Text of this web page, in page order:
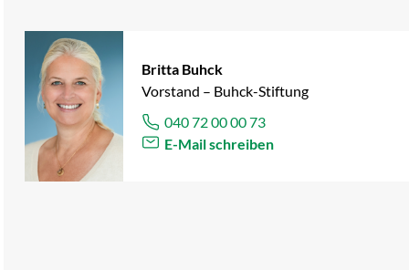
Britta Buhck
Vorstand – Buhck-Stiftung
040 72 00 00 73
E-Mail schreiben